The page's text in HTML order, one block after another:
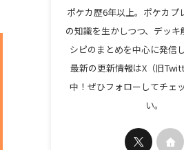
ポケカ歴6年以上。ポケカプ
の知識を生かしつつ、デッ
シピのまとめを中心に発信
最新の更新情報はX（旧
中！ぜひフォローしてチェ
い。